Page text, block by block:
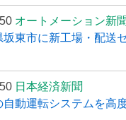
オートメーション新
東市に新工場・配送
日本経済新聞
動運転システムを高